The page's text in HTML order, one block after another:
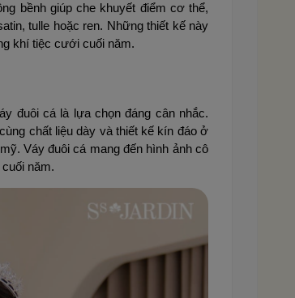
bềnh giúp che khuyết điểm cơ thể,
tulle hoặc ren. Những thiết kế này
khí tiệc cưới cuối năm.
đuôi cá là lựa chọn đáng cân nhắc.
chất liệu dày và thiết kế kín đáo ở
Váy đuôi cá mang đến hình ảnh cô
năm.